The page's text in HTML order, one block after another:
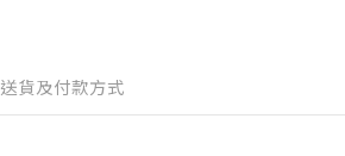
送貨及付款方式